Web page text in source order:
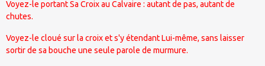
Voyez-le portant Sa Croix au Calvaire : autant de pas, autant de
chutes.
Voyez-le cloué sur la croix et s'y étendant Lui-même, sans laisser
sortir de sa bouche une seule parole de murmure.